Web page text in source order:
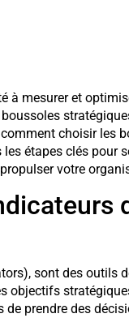
à mesurer et
choisir les
étapes clés pour
votre
sont des outils
objectifs
prendre des